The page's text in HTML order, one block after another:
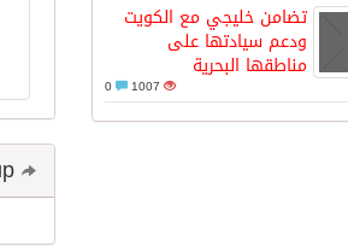
تضامن خليجي مع الكويت
ودعم سيادتها على
مناطقها البحرية
1007